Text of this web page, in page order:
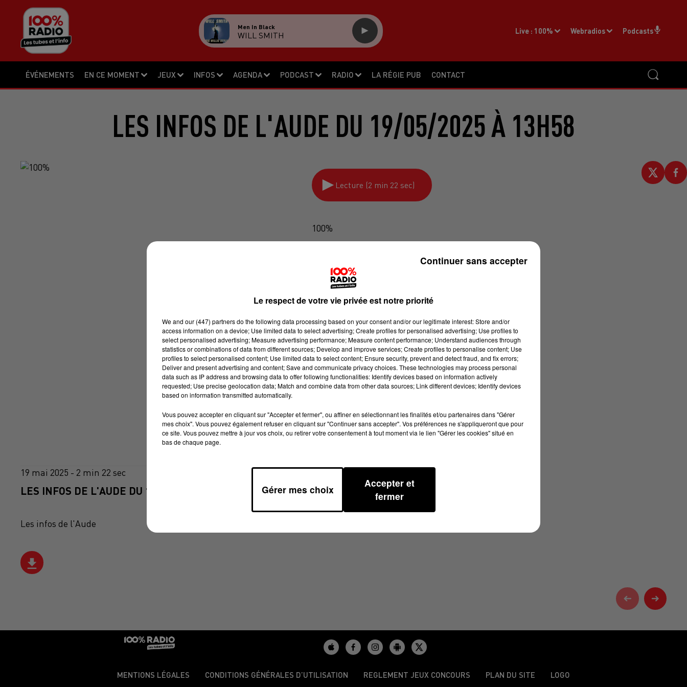
ÉVÉNEMENTS EN CE MOMENT JEUX INFOS AGENDA PODCAST RADIO LA RÉGIE PUB CONTACT
Live : 100% Webradios Podcasts
Men In Black
WILL SMITH
LES INFOS DE L'AUDE DU 19/05/2025 À 13H58
Lecture (2 min 22 sec)
100%
19 mai 2025 - 2 min 22 sec
LES INFOS DE L'AUDE DU 19/05/2025 À 13H58
Les infos de l'Aude
MENTIONS LÉGALES CONDITIONS GÉNÉRALES D’UTILISATION REGLEMENT JEUX CONCOURS PLAN DU SITE LOGO
Le respect de votre vie privée est notre priorité
We and our (447) partnersdo the following data processing based on your consent and/or our legitimate interest: Store and/or
access information on a device; Use limited data to select advertising; Create profiles for personalised advertising; Use profiles to
select personalised advertising; Measure advertising performance; Measure content performance; Understand audiences through
statistics or combinations of data from different sources; Develop and improve services; Create profiles to personalise content; Use
profiles to select personalised content; Use limited data to select content; Ensure security, prevent and detect fraud, and fix errors;
Deliver and present advertising and content; Save and communicate privacy choices. These technologies may process personal
data such as IP address and browsing data to offer following functionalities: Identify devices based on information actively
requested; Use precise geolocation data; Match and combine data from other data sources; Link different devices; Identify devices
based on information transmitted automatically.
Vous pouvez accepter en cliquant sur "Accepter et fermer", ou affiner en sélectionnant les finalités et/ou partenaires dans "Gérer
mes choix". Vous pouvez également refuser en cliquant sur "Continuer sans accepter". Vos préférences ne s'appliqueront que pour
ce site. Vous pouvez mettre à jour vos choix, ou retirer votre consentement à tout moment via le lien "Gérer les cookies" situé en
bas de chaque page.
Gérer mes choix
Accepter et
fermer
Continuer sans accepter